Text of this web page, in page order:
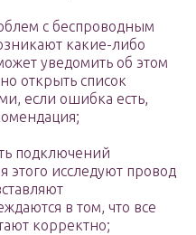
с беспроводным
какие-либо
уведомить об этом
открыть список
если ошибка есть,
подключений
этого исследуют провод
в том, что все
корректно;